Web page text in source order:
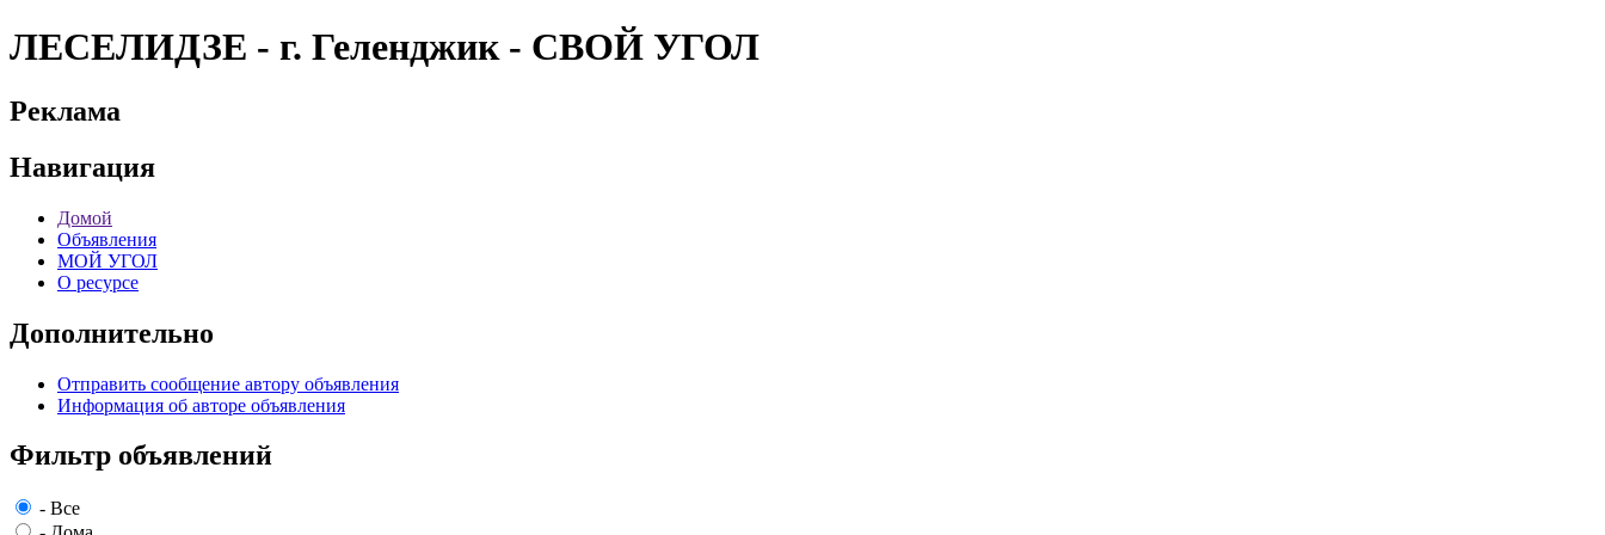
ЛЕСЕЛИДЗЕ - г. Геленджик - СВОЙ УГОЛ
Реклама
Навигация
Домой
Объявления
МОЙ УГОЛ
О ресурсе
Дополнительно
Отправить сообщение автору объявления
Информация об авторе объявления
Фильтр объявлений
- Все